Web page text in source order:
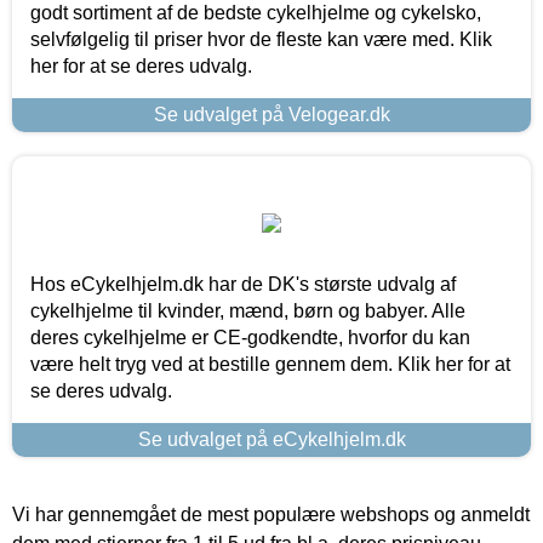
godt sortiment af de bedste cykelhjelme og cykelsko,
selvfølgelig til priser hvor de fleste kan være med. Klik
her for at se deres udvalg.
Se udvalget på Velogear.dk
Hos eCykelhjelm.dk har de DK's største udvalg af
cykelhjelme til kvinder, mænd, børn og babyer. Alle
deres cykelhjelme er CE-godkendte, hvorfor du kan
være helt tryg ved at bestille gennem dem. Klik her for at
se deres udvalg.
Se udvalget på eCykelhjelm.dk
Vi har gennemgået de mest populære webshops og anmeldt